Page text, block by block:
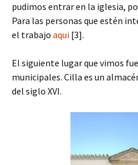
pudimos entrar en la iglesia,
Para las personas que estén
el trabajo aqui [3].
El siguiente lugar que vimos
municipales. Cilla es un
del siglo XVI.